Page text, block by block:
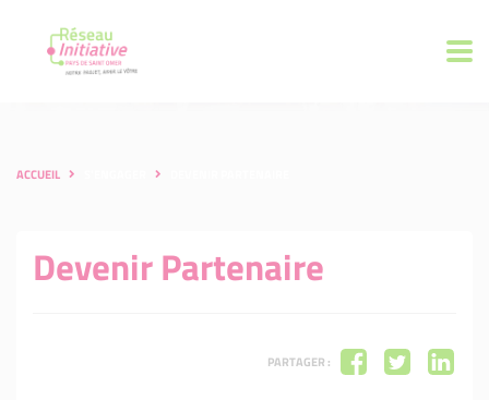
ACCUEIL
Devenir Partenaire
PARTAGER :